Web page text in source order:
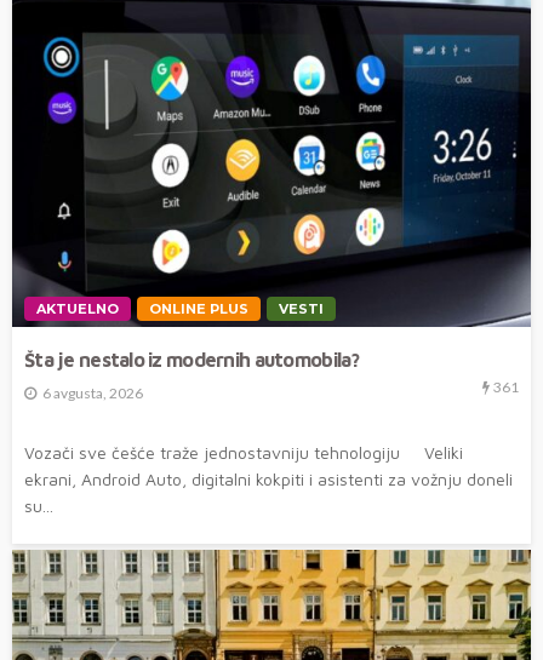
AKTUELNO ONLINE PLUS VESTI
Šta je nestalo iz modernih automobila?
6 avgusta, 2026 361
Vozači sve češće traže jednostavniju tehnologiju Veliki
ekrani, Android Auto, digitalni kokpiti i asistenti za vožnju doneli
su...